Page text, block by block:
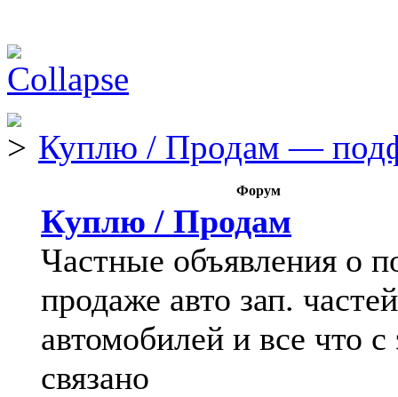
Куплю / Продам —
Форум
Куплю / Продам
Частные объявления о
продаже авто зап.
автомобилей и все что с
связано